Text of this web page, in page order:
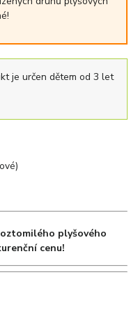
je určen dětem od 3 let
plyšového
cenu!